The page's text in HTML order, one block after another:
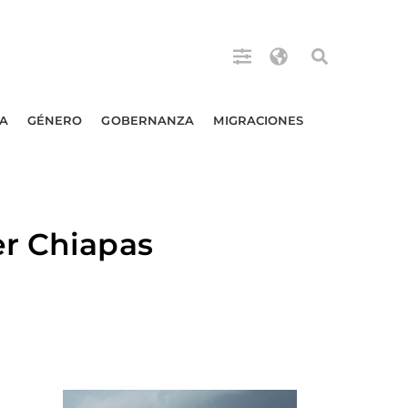
GÉNERO GOBERNANZA MIGRACIONES
Chiapas